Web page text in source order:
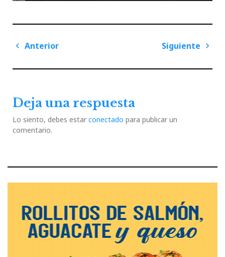
Navegación
entradas
Anterior
Siguiente
Deja una respuesta
Lo siento, debes estar conectado para publicar un
comentario.